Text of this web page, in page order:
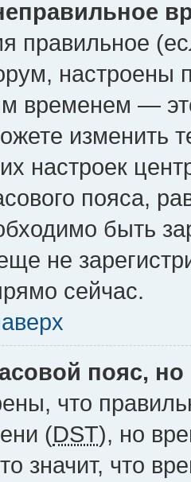
правильное
настроены
временем —
изменить
настроек
пояса,
быть
не
сейчас.
пояс,
что
(DST), но
значит, что